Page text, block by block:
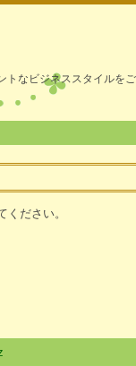
トなビジネススタイルを
ださい。